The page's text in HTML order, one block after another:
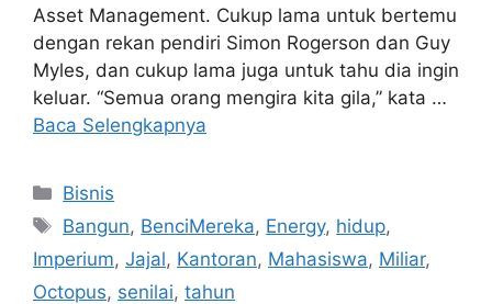
Asset Management. Cukup lama untuk bertemu
dengan rekan pendiri Simon Rogerson dan Guy
Myles, dan cukup lama juga untuk tahu dia ingin
keluar. “Semua orang mengira kita gila,” kata …
Baca Selengkapnya
Kategori
Bisnis
Tag
Bangun, BenciMereka, Energy, hidup,
Imperium, Jajal, Kantoran, Mahasiswa, Miliar,
Octopus, senilai, tahun